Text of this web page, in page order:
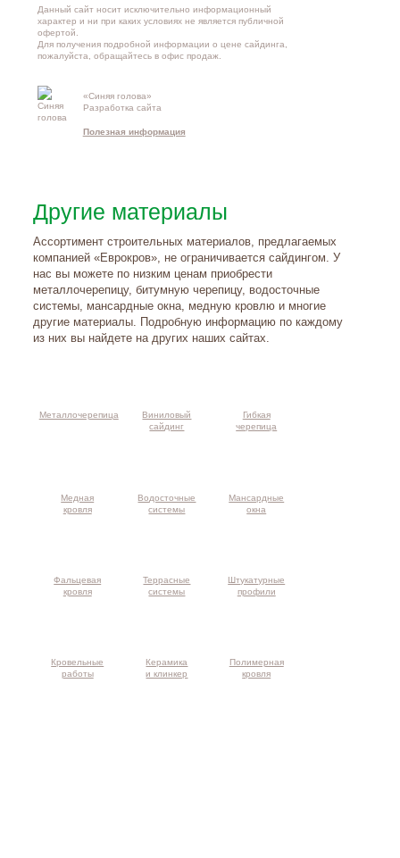
Данный сайт носит исключительно информационный
характер и ни при каких условиях не является публичной
офертой.
Для получения подробной информации оцене сайдинга
пожалуйста, обращайтесь вофис продаж
«Синяя голова»
Разработка сайта
Полезная информация
Другие материалы
Ассортимент строительных материалов, предлагаемых
компанией «Еврокров», не ограничивается сайдингом. У
нас вы можете по низким ценам приобрести
металлочерепицу, битумную черепицу, водосточные
системы, мансардные окна, медную кровлю и многие
другие материалы. Подробную информацию по каждому
из них вы найдете на других наших сайтах.
Металлочерепица
Виниловый
сайдинг
Гибкая
черепица
Медная
кровля
Водосточные
системы
Мансардные
окна
Фальцевая
кровля
Террасные
системы
Штукатурные
профили
Кровельные
работы
Керамика
и клинкер
Полимерная
кровля